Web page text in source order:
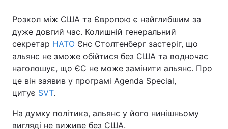
Розкол між США та Європою є найглибшим за
дуже довгий час. Колишній генеральний
секретар НАТО Єнс Столтенберг застеріг, що
альянс не зможе обійтися без США та водночас
наголошує, що ЄС не може замінити альянс. Про
це він заявив у програмі Agenda Special,
цитує SVT.
На думку політика, альянс у його нинішньому
вигляді не виживе без США.